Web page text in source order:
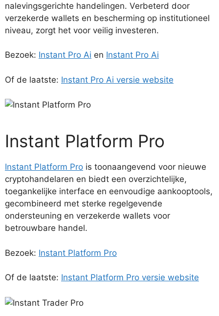
nalevingsgerichte handelingen. Verbeterd door
verzekerde wallets en bescherming op institutioneel
niveau, zorgt het voor veilig investeren.
Bezoek: Instant Pro Ai en Instant Pro Ai
Of de laatste: Instant Pro Ai versie website
Instant Platform Pro
Instant Platform Pro is toonaangevend voor nieuwe
cryptohandelaren en biedt een overzichtelijke,
toegankelijke interface en eenvoudige aankooptools,
gecombineerd met sterke regelgevende
ondersteuning en verzekerde wallets voor
betrouwbare handel.
Bezoek: Instant Platform Pro
Of de laatste: Instant Platform Pro versie website